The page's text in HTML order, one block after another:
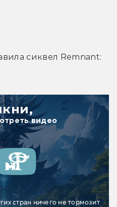
сиквел Remnant:
видео
стран ничего не тормозит